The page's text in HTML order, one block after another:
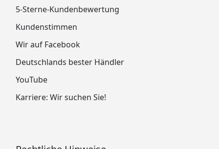
5-Sterne-Kundenbewertung
Kundenstimmen
Wir auf Facebook
Deutschlands bester Händler
YouTube
Karriere: Wir suchen Sie!